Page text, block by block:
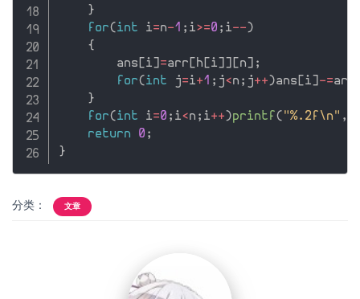
}
for(int i=n-1 ; i>=0 ; i--)
{
        ans
[i] =arr [h [i] ] [n] ;
for(int j=i+1 ; j<n ; j++)ans [i] -=arr
}
for(int i=0 ; i<n ; i++)printf ( "%.2f\n" ,
return
0 ;
}
分类： 文章